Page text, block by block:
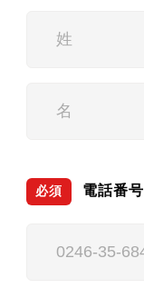
必須 電話番号